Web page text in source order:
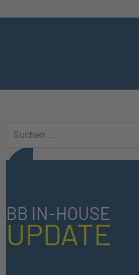
BB IN-HOUSE
UPDATE